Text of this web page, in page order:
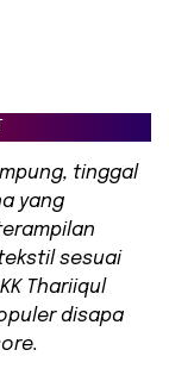
tinggal
yang
sesuai
Thariiqul
disapa